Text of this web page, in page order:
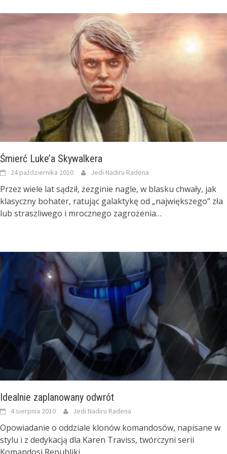
Śmierć Luke’a Skywalkera
24 października 2010 Jedi Nadiru Radena
Przez wiele lat sądził, żezginie nagle, w blasku chwały, jak
klasyczny bohater, ratując galaktykę od „największego” zła
lub straszliwego i mrocznego zagrożenia…
Idealnie zaplanowany odwrót
4 sierpnia 2010 Jedi Nadiru Radena
Opowiadanie o oddziale klonów komandosów, napisane w
stylu i z dedykacją dla Karen Traviss, twórczyni serii